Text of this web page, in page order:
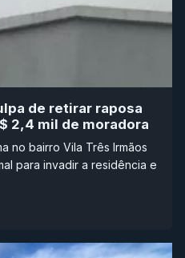
de retirar raposa
2,4 mil de moradora
no bairro Vila Três Irmãos
para invadir a residência e